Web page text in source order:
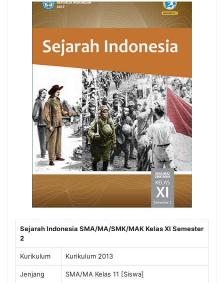
Sejarah Indonesia SMA/MA/SMK/MAK Kelas XI Semester
2
Kurikulum Kurikulum 2013
Jenjang SMA/MA Kelas 11 [Siswa]